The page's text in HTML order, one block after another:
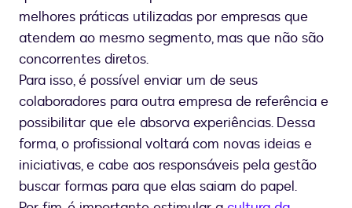
melhores práticas utilizadas por empresas que
atendem ao mesmo segmento, mas que não são
concorrentes diretos.
Para isso, é possível enviar um de seus
colaboradores para outra empresa de referência e
possibilitar que ele absorva experiências. Dessa
forma, o profissional voltará com novas ideias e
iniciativas, e cabe aos responsáveis pela gestão
buscar formas para que elas saiam do papel.